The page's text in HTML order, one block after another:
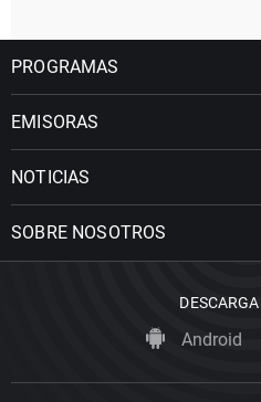
PROGRAMAS
EMISORAS
NOTICIAS
SOBRE NOSOTROS
Android